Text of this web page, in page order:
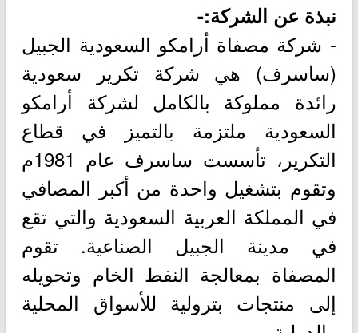
نبذة عن الشركة:-
- شركة مصفاة أرامكو السعودية الجبيل
(ساسرف) هي شركة تكرير سعودية
رائدة مملوكة بالكامل لشركة أرامكو
السعودية ملتزمة بالتميز في قطاع
التكرير، تأسست ساسرف عام 1981م
وتقوم بتشغيل واحدة من أكبر المصافي
في المملكة العربية السعودية والتي تقع
في مدينة الجبيل الصناعية. تقوم
المصفاة بمعالجة النفط الخام وتحويله
إلى منتجات بترولية للأسواق المحلية